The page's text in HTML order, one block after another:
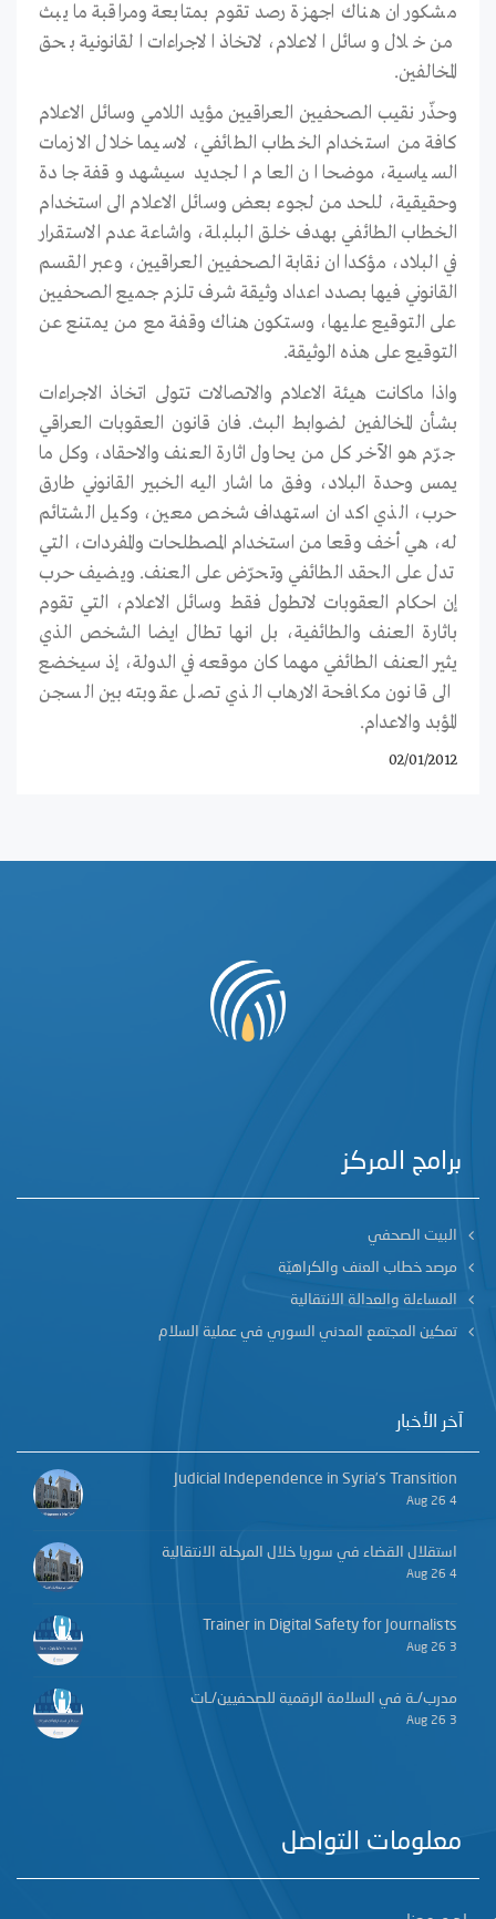
مشكور ان هناك اجهزة رصد تقوم بمتابعة ومراقبة ما يبث
من خلال وسائل الاعلام، لاتخاذ الاجراءات القانونية بحق
المخالفين.
وحذّر نقيب الصحفيين العراقيين مؤيد اللامي وسائل الاعلام
كافة من استخدام الخطاب الطائفي، لاسيما خلال الازمات
السياسية، موضحا ان العام الجديد سيشهد وقفة جادة
وحقيقية، للحد من لجوء بعض وسائل الاعلام الى استخدام
الخطاب الطائفي بهدف خلق البلبلة، واشاعة عدم الاستقرار
في البلاد، مؤكدا ان نقابة الصحفيين العراقيين، وعبر القسم
القانوني فيها بصدد اعداد وثيقة شرف تلزم جميع الصحفيين
على التوقيع عليها، وستكون هناك وقفة مع من يمتنع عن
التوقيع على هذه الوثيقة.
واذا ماكانت هيئة الاعلام والاتصالات تتولى اتخاذ الاجراءات
بشأن المخالفين لضوابط البث. فان قانون العقوبات العراقي
جرّم هو الآخر كل من يحاول اثارة العنف والاحقاد، وكل ما
يمس وحدة البلاد، وفق ما اشار اليه الخبير القانوني طارق
حرب، الذي اكد ان استهداف شخص معين، وكيل الشتائم
له، هي أخف وقعا من استخدام المصطلحات والمفردات، التي
تدل على الحقد الطائفي وتحرّض على العنف. ويضيف حرب
إن احكام العقوبات لاتطول فقط وسائل الاعلام، التي تقوم
باثارة العنف والطائفية، بل انها تطال ايضا الشخص الذي
يثير العنف الطائفي مهما كان موقعه في الدولة، إذ سيخضع
الى قانون مكافحة الارهاب الذي تصل عقوبته بين السجن
المؤبد والاعدام.
02/01/2012
برامج المركز
البيت الصحفي
مرصد خطاب العنف والكراهيّة
المساءلة والعدالة الانتقالية
تمكين المجتمع المدني السوري في عملية السلام
آخر الأخبار
Judicial Independence in Syria’s Transition
4 Aug 26
استقلال القضاء في سوريا خلال المرحلة الانتقالية
4 Aug 26
Trainer in Digital Safety for Journalists
3 Aug 26
مدرب/ـة في السلامة الرقمية للصحفيين/ـات
3 Aug 26
معلومات التواصل